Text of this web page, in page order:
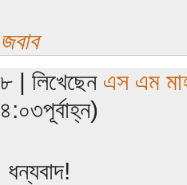
জবাব
৮ | লিখেছেন এস এম
৪:০৩পূর্বাহ্ন)
ধন্যবাদ!